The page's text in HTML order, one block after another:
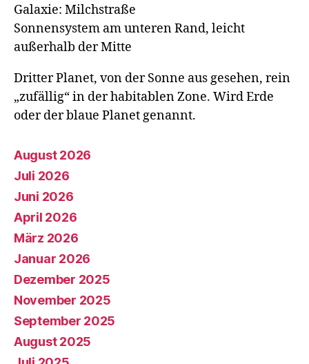
Galaxie: Milchstraße
Sonnensystem am unteren Rand, leicht
außerhalb der Mitte
Dritter Planet, von der Sonne aus gesehen, rein
„zufällig“ in der habitablen Zone. Wird Erde
oder der blaue Planet genannt.
August 2026
Juli 2026
Juni 2026
April 2026
März 2026
Januar 2026
Dezember 2025
November 2025
September 2025
August 2025